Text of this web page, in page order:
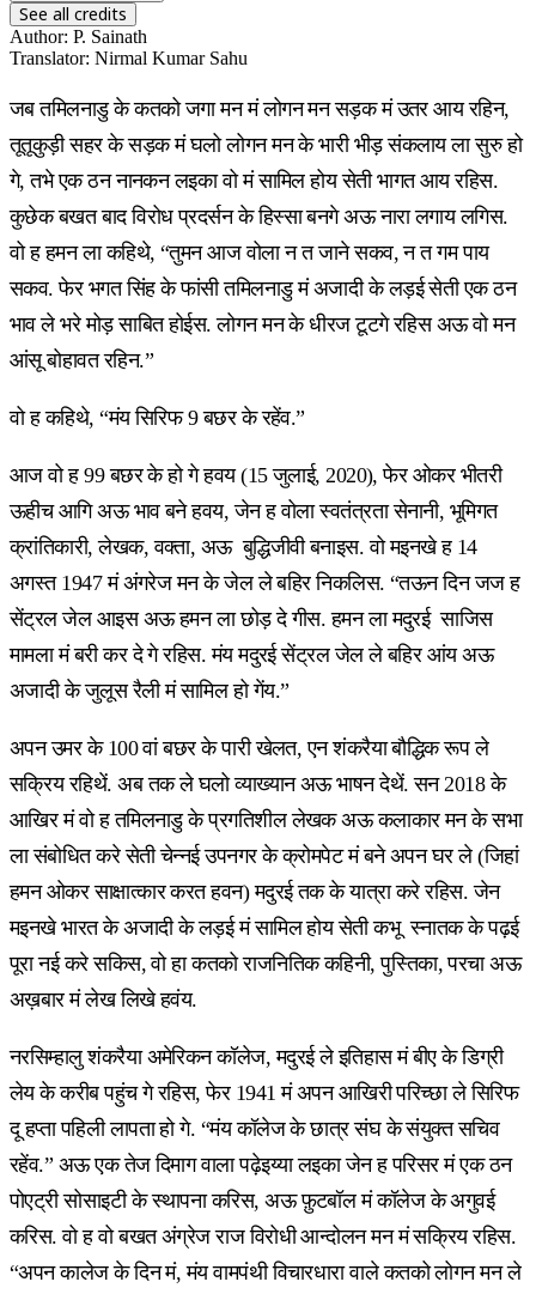
See all credits
Author: P. Sainath
Translator: Nirmal Kumar Sahu
जब तमिलनाडु के कतको जगा मन मं लोगन मन सड़क मं उतर आय रहिन,
तूतूकुड़ी सहर के सड़क मं घलो लोगन मन के भारी भीड़ संकलाय ला सुरु हो
गे, तभे एक ठन नानकन लइका वो मं सामिल होय सेती भागत आय रहिस.
कुछेक बखत बाद विरोध प्रदर्सन के हिस्सा बनगे अऊ नारा लगाय लगिस.
वो ह हमन ला कहिथे, “तुमन आज वोला न त जाने सकव, न त गम पाय
सकव. फेर भगत सिंह के फांसी तमिलनाडु मं अजादी के लड़ई सेती एक ठन
भाव ले भरे मोड़ साबित होईस. लोगन मन के धीरज टूटगे रहिस अऊ वो मन
आंसू बोहावत रहिन.”
वो ह कहिथे, “मंय सिरिफ 9 बछर के रहेंव.”
आज वो ह 99 बछर के हो गे हवय (15 जुलाई, 2020), फेर ओकर भीतरी
ऊहीच आगि अऊ भाव बने हवय, जेन ह वोला स्वतंत्रता सेनानी, भूमिगत
क्रांतिकारी, लेखक, वक्ता, अऊ बुद्धिजीवी बनाइस. वो मइनखे ह 14
अगस्त 1947 मं अंगरेज मन के जेल ले बहिर निकलिस. “तऊन दिन जज ह
सेंट्रल जेल आइस अऊ हमन ला छोड़ दे गीस. हमन ला मदुरई साजिस
मामला मं बरी कर दे गे रहिस. मंय मदुरई सेंट्रल जेल ले बहिर आंय अऊ
अजादी के जुलूस रैली मं सामिल हो गेंय.”
अपन उमर के 100 वां बछर के पारी खेलत, एन शंकरैया बौद्धिक रूप ले
सक्रिय रहिथें. अब तक ले घलो व्याख्यान अऊ भाषन देथें. सन 2018 के
आखिर मं वो ह तमिलनाडु के प्रगतिशील लेखक अऊ कलाकार मन के सभा
ला संबोधित करे सेती चेन्नई उपनगर के क्रोमपेट मं बने अपन घर ले (जिहां
हमन ओकर साक्षात्कार करत हवन) मदुरई तक के यात्रा करे रहिस. जेन
मइनखे भारत के अजादी के लड़ई मं सामिल होय सेती कभू स्नातक के पढ़ई
पूरा नई करे सकिस, वो हा कतको राजनितिक कहिनी, पुस्तिका, परचा अऊ
अख़बार मं लेख लिखे हवंय.
नरसिम्हालु शंकरैया अमेरिकन कॉलेज, मदुरई ले इतिहास मं बीए के डिग्री
लेय के करीब पहुंच गे रहिस, फेर 1941 मं अपन आखिरी परिच्छा ले सिरिफ
दू हप्ता पहिली लापता हो गे. “मंय कॉलेज के छात्र संघ के संयुक्त सचिव
रहेंव.” अऊ एक तेज दिमाग वाला पढ़ेइय्या लइका जेन ह परिसर मं एक ठन
पोएट्री सोसाइटी के स्थापना करिस, अऊ फ़ुटबॉल मं कॉलेज के अगुवई
करिस. वो ह वो बखत अंग्रेज राज विरोधी आन्दोलन मन मं सक्रिय रहिस.
“अपन कालेज के दिन मं, मंय वामपंथी विचारधारा वाले कतको लोगन मन ले